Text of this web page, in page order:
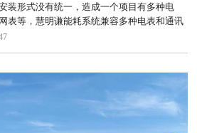
装形式没有统一，造成一个项目有多种电
表等，慧明谦能耗系统兼容多种电表和通讯
集和控制。